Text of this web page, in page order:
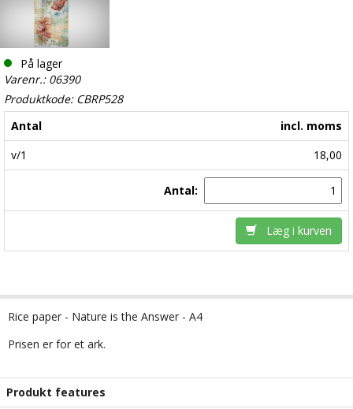
På lager
Varenr.: 06390
Produktkode: CBRP528
Antal
incl. moms
v/1
18,00
Antal:
Læg i kurven
Rice paper - Nature is the Answer - A4
Prisen er for et ark.
Produkt features